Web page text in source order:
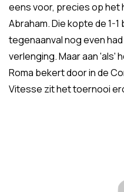
eens voor, precies op het
Abraham. Die kopte de 1-
tegenaanval nog even
verlenging. Maar aan 'als'
Roma bekert door in de
Vitesse zit het toernooi